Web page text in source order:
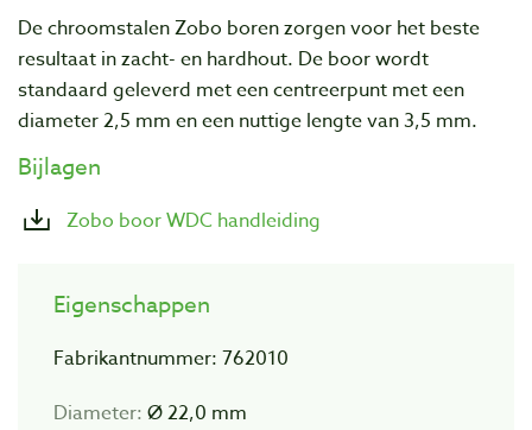
De chroomstalen Zobo boren zorgen voor het beste
resultaat in zacht- en hardhout. De boor wordt
standaard geleverd met een centreerpunt met een
diameter 2,5 mm en een nuttige lengte van 3,5 mm.
Bijlagen
Zobo boor WDC handleiding
Eigenschappen
Fabrikantnummer: 762010
Diameter: Ø22,0 mm